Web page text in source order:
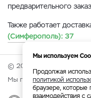
предварительного
Также работает
(Симферополь): 37
© 2026 Онлайн-ярмарка
Мы принимаем:
Мы используем
Продолжая
политикой
браузере,
взаимодействия с